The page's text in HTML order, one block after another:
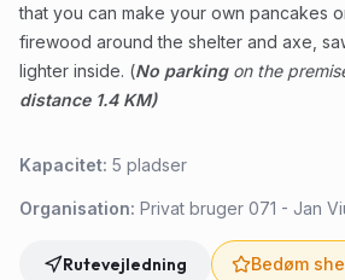
that you can make your own pancakes
firewood around the shelter and axe,
lighter inside. (No parking on the
distance 1.4 KM)
Kapacitet: 5 pladser
Organisation: Privat bruger 071 - Jan
Rutevejledning Bedøm